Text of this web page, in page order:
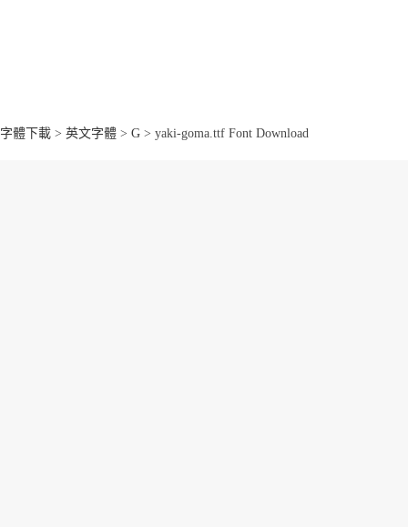
字體下載 > 英文字體 > G > yaki-goma.ttf Font Download